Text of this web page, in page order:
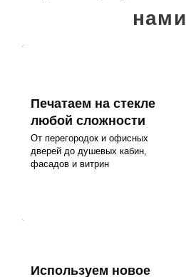
нами
Печатаем на стекле
любой сложности
От перегородок и офисных
дверей до душевых кабин,
фасадов и витрин
Используем новое